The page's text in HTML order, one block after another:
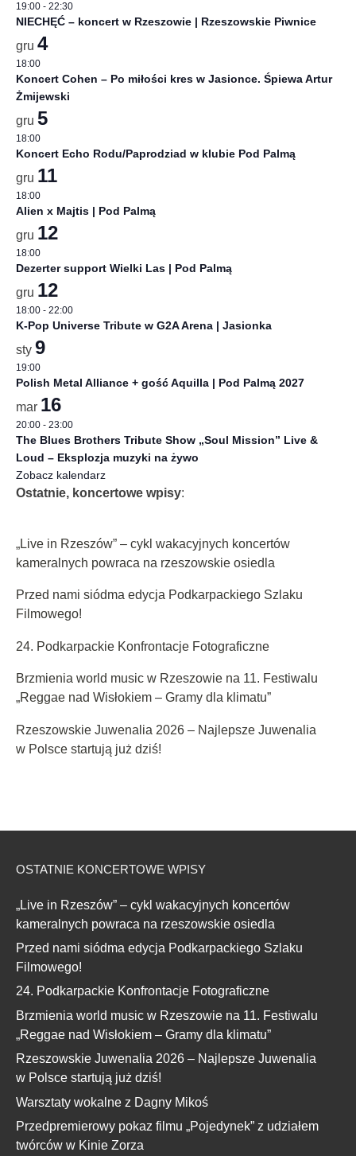
19:00 - 22:30
NIECHĘĆ – koncert w Rzeszowie | Rzeszowskie Piwnice
gru 4
18:00
Koncert Cohen – Po miłości kres w Jasionce. Śpiewa Artur
Żmijewski
gru 5
18:00
Koncert Echo Rodu/Paprodziad w klubie Pod Palmą
gru 11
18:00
Alien x Majtis | Pod Palmą
gru 12
18:00
Dezerter support Wielki Las | Pod Palmą
gru 12
18:00 - 22:00
K-Pop Universe Tribute w G2A Arena | Jasionka
sty 9
19:00
Polish Metal Alliance + gość Aquilla | Pod Palmą 2027
mar 16
20:00 - 23:00
The Blues Brothers Tribute Show „Soul Mission” Live &
Loud – Eksplozja muzyki na żywo
Zobacz kalendarz
Ostatnie, koncertowe wpisy:
„Live in Rzeszów” – cykl wakacyjnych koncertów
kameralnych powraca na rzeszowskie osiedla
Przed nami siódma edycja Podkarpackiego Szlaku
Filmowego!
24. Podkarpackie Konfrontacje Fotograficzne
Brzmienia world music w Rzeszowie na 11. Festiwalu
„Reggae nad Wisłokiem – Gramy dla klimatu”
Rzeszowskie Juwenalia 2026 – Najlepsze Juwenalia
w Polsce startują już dziś!
OSTATNIE KONCERTOWE WPISY
„Live in Rzeszów” – cykl wakacyjnych koncertów
kameralnych powraca na rzeszowskie osiedla
Przed nami siódma edycja Podkarpackiego Szlaku
Filmowego!
24. Podkarpackie Konfrontacje Fotograficzne
Brzmienia world music w Rzeszowie na 11. Festiwalu
„Reggae nad Wisłokiem – Gramy dla klimatu”
Rzeszowskie Juwenalia 2026 – Najlepsze Juwenalia
w Polsce startują już dziś!
Warsztaty wokalne z Dagny Mikoś
Przedpremierowy pokaz filmu „Pojedynek” z udziałem
twórców w Kinie Zorza